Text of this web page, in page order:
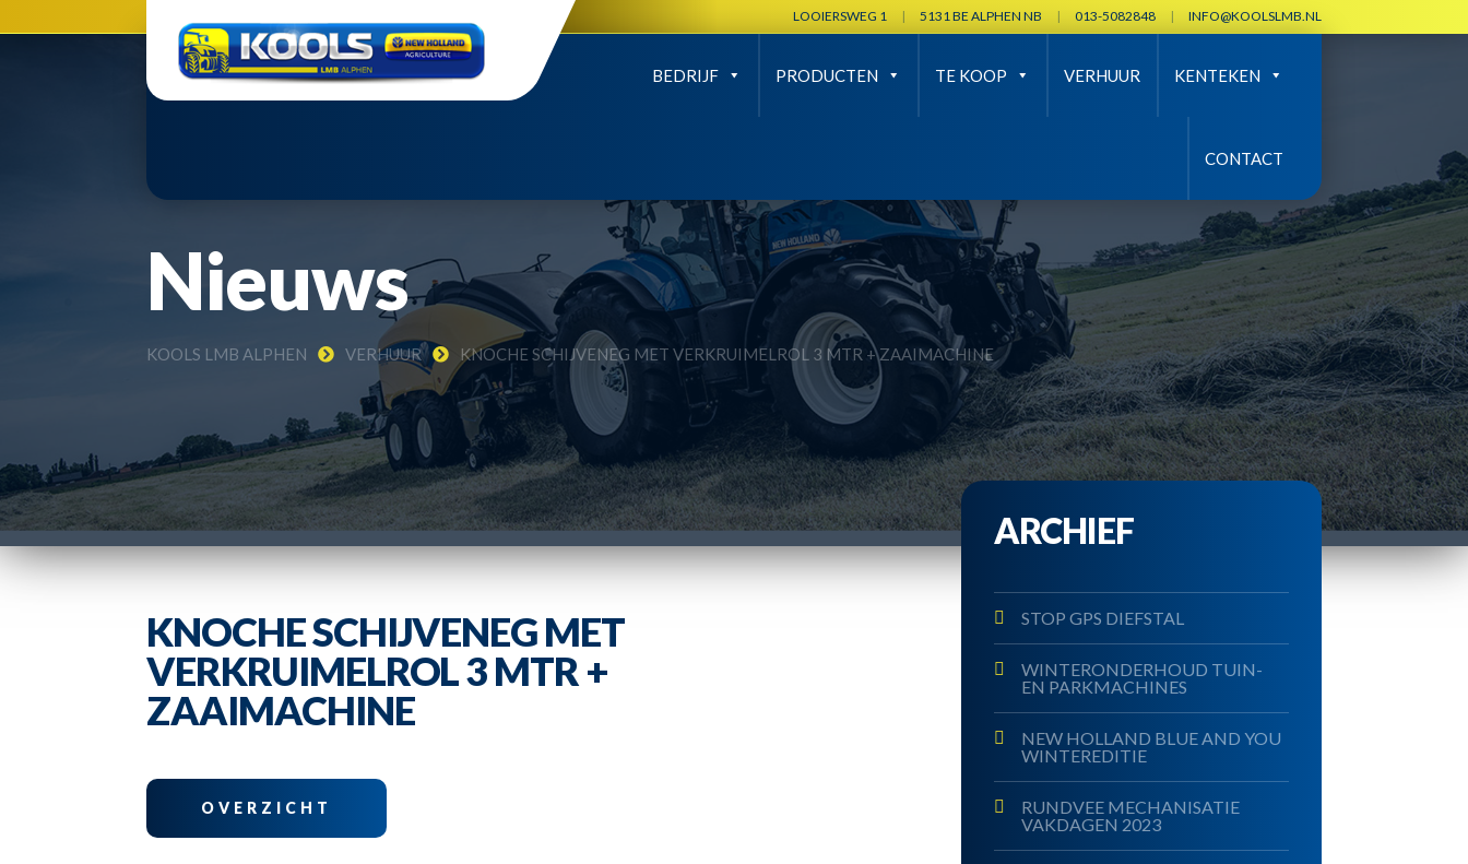
LOOIERSWEG 1 | 5131 BE ALPHEN NB | 013-5082848 | INFO@KOOLSLMB.NL
BEDRIJF PRODUCTEN TE KOOP VERHUUR KENTEKEN
CONTACT
Nieuws
KOOLS LMB ALPHEN VERHUUR KNOCHE SCHIJVENEG MET VERKRUIMELROL 3 MTR + ZAAIMACHINE
KNOCHE SCHIJVENEG MET
VERKRUIMELROL 3 MTR +
ZAAIMACHINE
OVERZICHT
ARCHIEF
STOP GPS DIEFSTAL
WINTERONDERHOUD TUIN-
EN PARKMACHINES
NEW HOLLAND BLUE AND YOU
WINTEREDITIE
RUNDVEE MECHANISATIE
VAKDAGEN 2023